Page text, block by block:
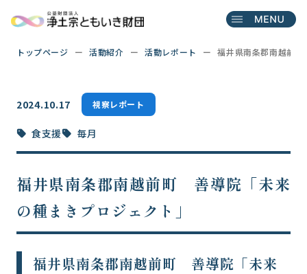
トップページ 活動紹介 活動レポート 福井県南条郡南越前
2024.10.17 視察レポート
食支援 毎月
福井県南条郡南越前町 善導院「未来
の種まきプロジェクト」
福井県南条郡南越前町 善導院「未来